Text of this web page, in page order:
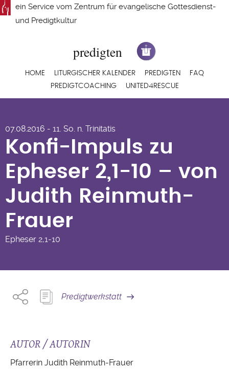
Direkt
zum
ein Service vom Zentrum für evangelische Gottesdienst-
und Predigtkultur
Hauptnavigation
HOME LITURGISCHER KALENDER PREDIGTEN
FAQ
PREDIGTCOACHING
UNITED4RESCUE
Epheser 2,1-10 – von
Judith Reinmuth-
Frauer
07.08.2016 - 11. So. n. Trinitatis
Konfi-Impuls zu
Epheser 2,1-10 – von
Judith Reinmuth-
Frauer
Epheser 2,1-10
Predigtwerkstatt
AUTOR / AUTORIN
Pfarrerin Judith Reinmuth-Frauer